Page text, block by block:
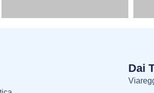
Dai